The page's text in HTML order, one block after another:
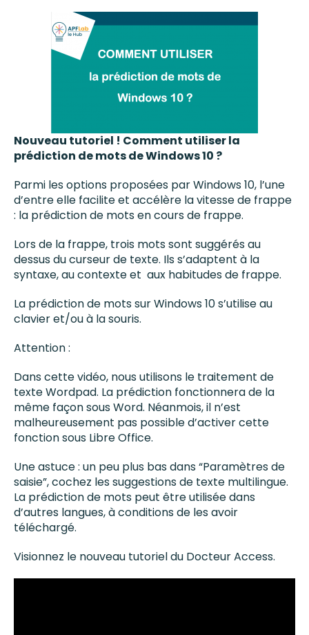
Nouveau tutoriel ! Comment utiliser la
prédiction de mots de Windows 10 ?
Parmi les options proposées par Windows 10, l’une
d’entre elle facilite et accélère la vitesse de frappe
: la prédiction de mots en cours de frappe.
Lors de la frappe, trois mots sont suggérés au
dessus du curseur de texte. Ils s’adaptent à la
syntaxe, au contexte et aux habitudes de frappe.
La prédiction de mots sur Windows 10 s’utilise au
clavier et/ou à la souris.
Attention :
Dans cette vidéo, nous utilisons le traitement de
texte Wordpad. La prédiction fonctionnera de la
même façon sous Word. Néanmois, il n’est
malheureusement pas possible d’activer cette
fonction sous Libre Office.
Une astuce : un peu plus bas dans “Paramètres de
saisie”, cochez les suggestions de texte multilingue.
La prédiction de mots peut être utilisée dans
d’autres langues, à conditions de les avoir
téléchargé.
Visionnez le nouveau tutoriel du Docteur Access.